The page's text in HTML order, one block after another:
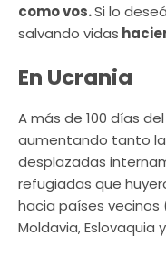
como vos.Si lo
salvando vidas
En Ucrania
A más de 100 días
aumentando tanto
desplazadas
refugiadas que
hacia países vecinos
Moldavia, Eslovaquia